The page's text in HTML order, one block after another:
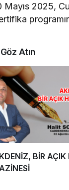
Mayıs 2025,
Göz Atın
BİR AÇIK